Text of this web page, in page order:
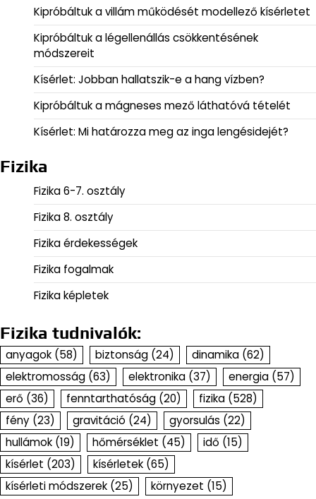
Kipróbáltuk a villám működését modellező kísérletet
Kipróbáltuk a légellenállás csökkentésének
módszereit
Kísérlet: Jobban hallatszik-e a hang vízben?
Kipróbáltuk a mágneses mező láthatóvá tételét
Kísérlet: Mi határozza meg az inga lengésidejét?
Fizika
Fizika 6-7. osztály
Fizika 8. osztály
Fizika érdekességek
Fizika fogalmak
Fizika képletek
Fizika tudnivalók:
anyagok (58) biztonság (24) dinamika (62)
elektromosság (63) elektronika (37) energia (57)
erő (36) fenntarthatóság (20) fizika (528)
fény (23) gravitáció (24) gyorsulás (22)
hullámok (19) hőmérséklet (45) idő (15)
kísérlet (203) kísérletek (65)
kísérleti módszerek (25) környezet (15)